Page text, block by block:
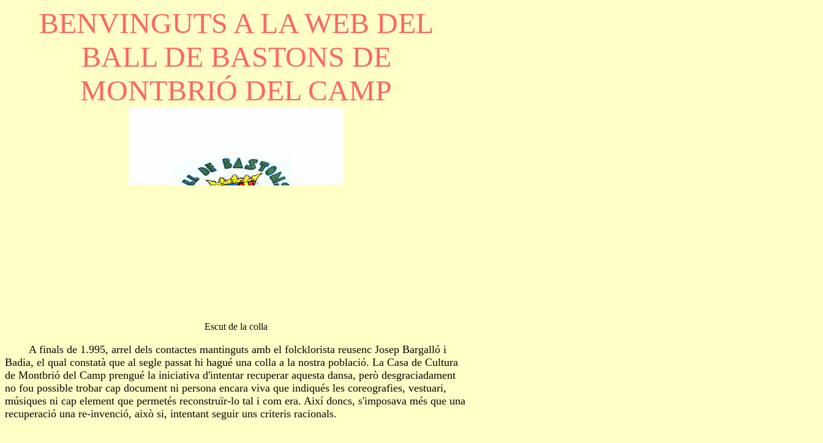
BENVINGUTS A LA WEB DEL
BALL DE BASTONS DE
MONTBRIÓ DEL CAMP
Escut de la colla
A finals de 1.995, arrel dels contactes mantinguts amb el folcklorista reusenc Josep Bargalló i
Badia, el qual constatà que al segle passat hi hagué una colla a la nostra població. La Casa de Cultura
de Montbrió del Camp prengué la iniciativa d'intentar recuperar aquesta dansa, però desgraciadament
no fou possible trobar cap document ni persona encara viva que indiqués les coreografies, vestuari,
músiques ni cap element que permetés reconstruïr-lo tal i com era. Així doncs, s'imposava més que una
recuperació una re-invenció, això si, intentant seguir uns criteris racionals.